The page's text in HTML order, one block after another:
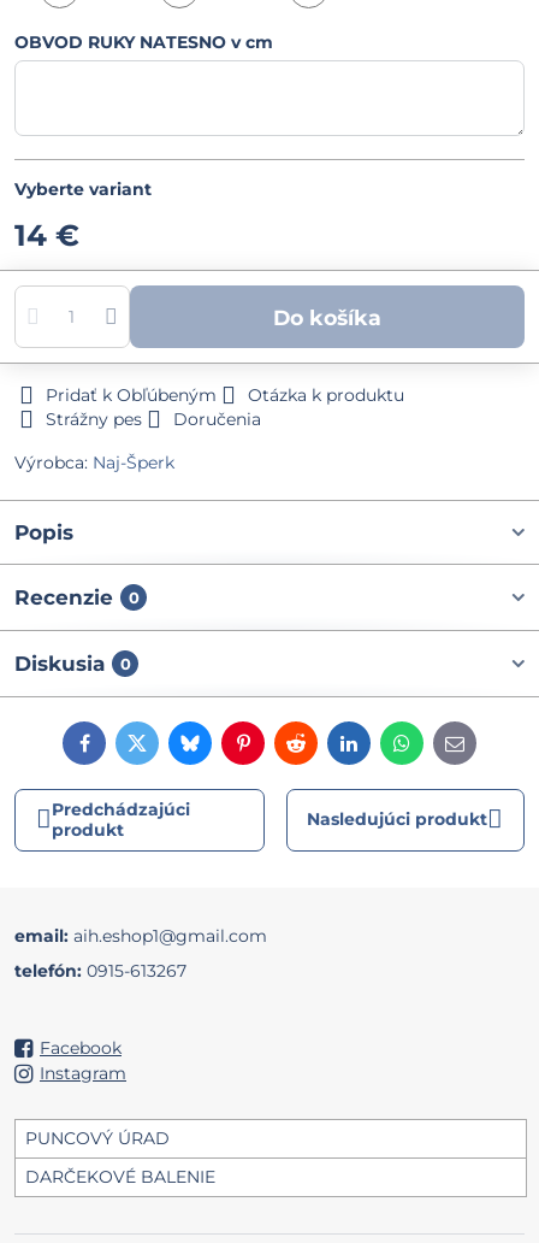
OBVOD RUKY NATESNO v cm
Vyberte variant
14 €
Do košíka
Pridať k Obľúbeným
Otázka k produktu
Strážny pes
Doručenia
Výrobca: Naj-Šperk
Popis
Recenzie 0
Diskusia 0
FacebookTwitterBlueskyPinterestRedditLinkedInWhatsApp
E-
mail
Predchádzajúci
produkt
Nasledujúci produkt
email: aih.eshop1@gmail.com
telefón: 0915-613267
Facebook
Instagram
PUNCOVÝ ÚRAD
DARČEKOVÉ BALENIE